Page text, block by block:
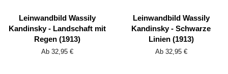
Leinwandbild Wassily
Kandinsky - Landschaft mit
Regen (1913)
Ab 32,95 €
Leinwandbild Wassily
Kandinsky - Schwarze
Linien (1913)
Ab 32,95 €